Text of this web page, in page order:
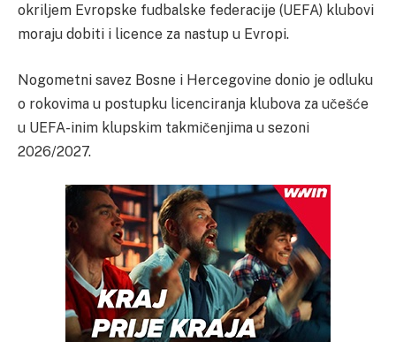
okriljem Evropske fudbalske federacije (UEFA) klubovi
moraju dobiti i licence za nastup u Evropi.
Nogometni savez Bosne i Hercegovine donio je odluku
o rokovima u postupku licenciranja klubova za učešće
u UEFA-inim klupskim takmičenjima u sezoni
2026/2027.